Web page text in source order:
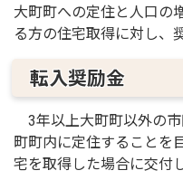
大町町への定住と人口の
る方の住宅取得に対し、
転入奨励金
3年以上大町町以外の
町町内に定住することを
宅を取得した場合に交付